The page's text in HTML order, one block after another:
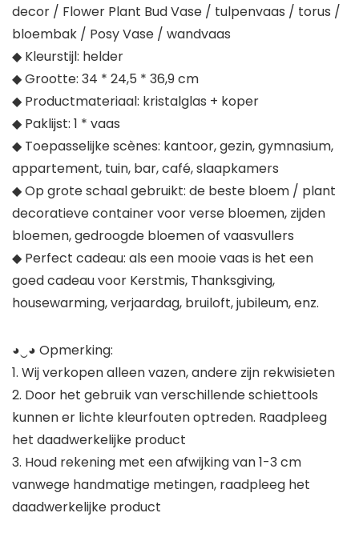
decor / Flower Plant Bud Vase / tulpenvaas / torus /
bloembak / Posy Vase / wandvaas
◆ Kleurstijl: helder
◆ Grootte: 34 * 24,5 * 36,9 cm
◆ Productmateriaal: kristalglas + koper
◆ Paklijst: 1 * vaas
◆ Toepasselijke scènes: kantoor, gezin, gymnasium,
appartement, tuin, bar, café, slaapkamers
◆ Op grote schaal gebruikt: de beste bloem / plant
decoratieve container voor verse bloemen, zijden
bloemen, gedroogde bloemen of vaasvullers
◆ Perfect cadeau: als een mooie vaas is het een
goed cadeau voor Kerstmis, Thanksgiving,
housewarming, verjaardag, bruiloft, jubileum, enz.
◕‿◕ Opmerking:
1. Wij verkopen alleen vazen, andere zijn rekwisieten
2. Door het gebruik van verschillende schiettools
kunnen er lichte kleurfouten optreden. Raadpleeg
het daadwerkelijke product
3. Houd rekening met een afwijking van 1-3 cm
vanwege handmatige metingen, raadpleeg het
daadwerkelijke product